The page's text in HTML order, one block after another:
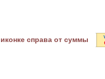
справа от суммы